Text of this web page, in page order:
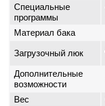
Специальные
программы
Материал бака
Загрузочный люк
Дополнительные
возможности
Вес